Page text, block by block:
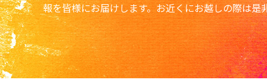
報を皆様にお届けします。お近くにお越しの際は是